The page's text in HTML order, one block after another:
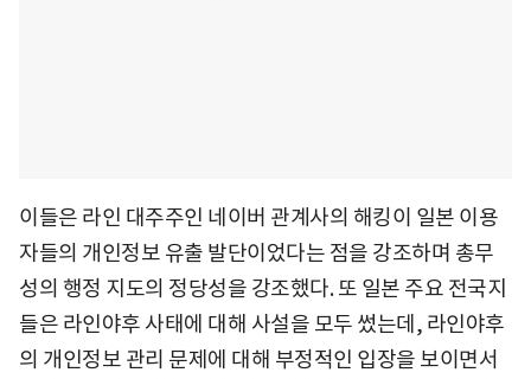
이들은 라인 대주주인 네이버 관계사의 해킹이 일본 이용
자들의 개인정보 유출 발단이었다는 점을 강조하며 총무
성의 행정 지도의 정당성을 강조했다. 또 일본 주요 전국지
들은 라인야후 사태에 대해 사설을 모두 썼는데, 라인야후
의 개인정보 관리 문제에 대해 부정적인 입장을 보이면서